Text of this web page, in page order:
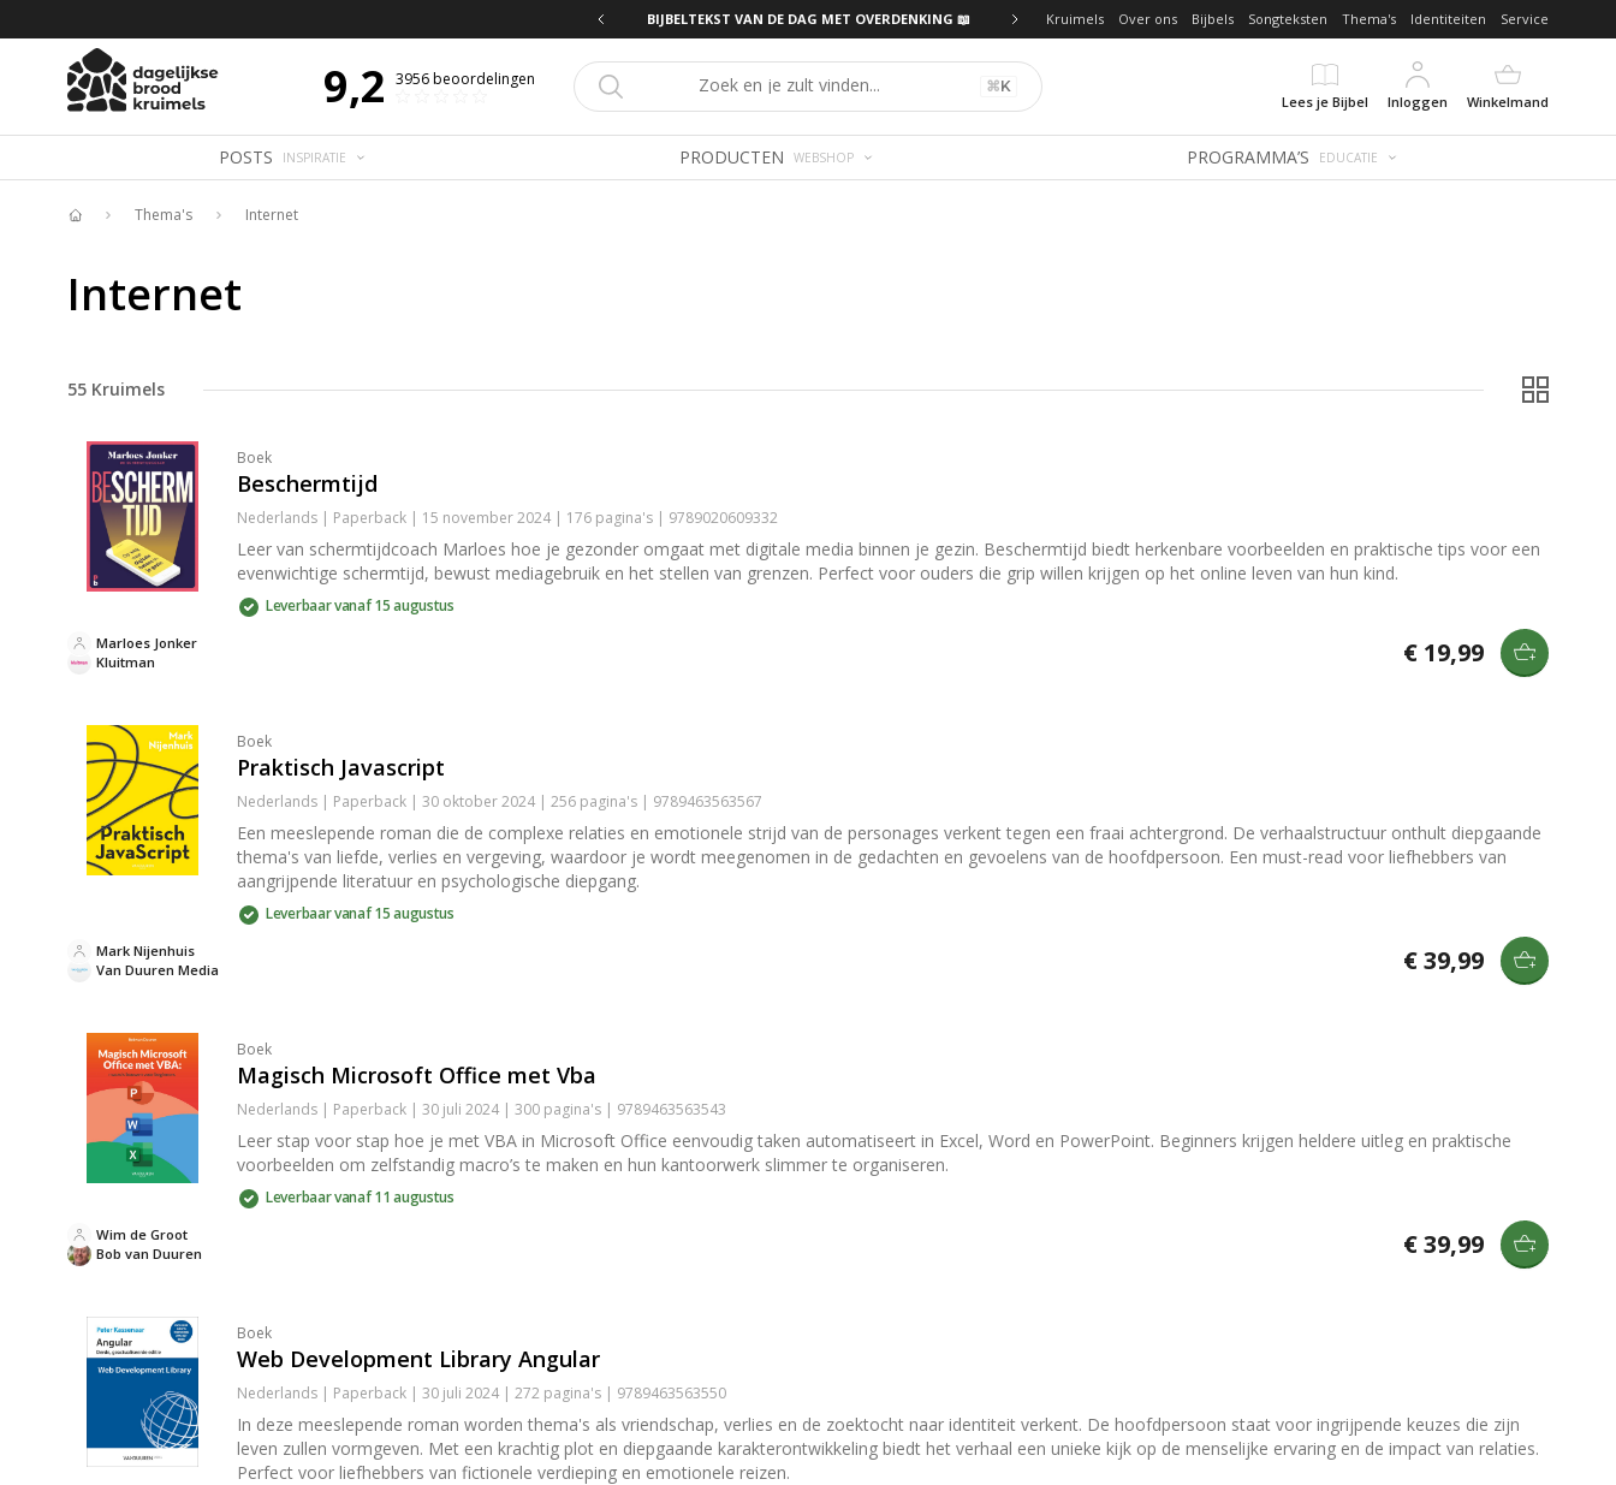
BIJBELTEKST VAN DE DAG MET OVERDENKING 📖 Kruimels Over ons Bijbels Songteksten Thema's Identiteiten Service
9,2 3956beoordelingen ⌘K
Lees je Bijbel
Inloggen Winkelmand
POSTS INSPIRATIE PRODUCTEN WEBSHOP PROGRAMMA’S EDUCATIE
Thema's Internet
Internet
55 Kruimels
Boek
Beschermtijd
Nederlands | Paperback | 15 november 2024 | 176 pagina's | 9789020609332
Leer van schermtijdcoach Marloes hoe je gezonder omgaat met digitale media binnen je gezin. Beschermtijd biedt herkenbare voorbeelden en praktische tips voor een
evenwichtige schermtijd, bewust mediagebruik en het stellen van grenzen. Perfect voor ouders die grip willen krijgen op het online leven van hun kind.
Leverbaar vanaf 15 augustus
Kluitman
Marloes Jonker € 19,99
Boek
Praktisch Javascript
Nederlands | Paperback | 30 oktober 2024 | 256 pagina's | 9789463563567
Een meeslepende roman die de complexe relaties en emotionele strijd van de personages verkent tegen een fraai achtergrond. De verhaalstructuur onthult diepgaande
thema's van liefde, verlies en vergeving, waardoor je wordt meegenomen in de gedachten en gevoelens van de hoofdpersoon. Een must-read voor liefhebbers van
aangrijpende literatuur en psychologische diepgang.
Leverbaar vanaf 15 augustus
Van Duuren Media
Mark Nijenhuis € 39,99
Boek
Magisch Microsoft Office met Vba
Nederlands | Paperback | 30 juli 2024 | 300 pagina's | 9789463563543
Leer stap voor stap hoe je met VBA in Microsoft Office eenvoudig taken automatiseert in Excel, Word en PowerPoint. Beginners krijgen heldere uitleg en praktische
voorbeelden om zelfstandig macro’s te maken en hun kantoorwerk slimmer te organiseren.
Leverbaar vanaf 11 augustus
Bob van Duuren
Wim de Groot € 39,99
Boek
Web Development Library Angular
Nederlands | Paperback | 30 juli 2024 | 272 pagina's | 9789463563550
In deze meeslepende roman worden thema's als vriendschap, verlies en de zoektocht naar identiteit verkent. De hoofdpersoon staat voor ingrijpende keuzes die zijn
leven zullen vormgeven. Met een krachtig plot en diepgaande karakterontwikkeling biedt het verhaal een unieke kijk op de menselijke ervaring en de impact van relaties.
Perfect voor liefhebbers van fictionele verdieping en emotionele reizen.